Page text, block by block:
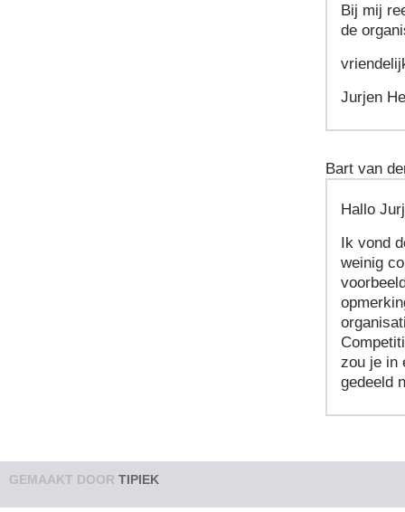
Bij mij
de
Jurjen
Bart van
Hallo
Ik vond
weinig
zou je in
gedeeld
GEMAAKT DOOR TIPIEK